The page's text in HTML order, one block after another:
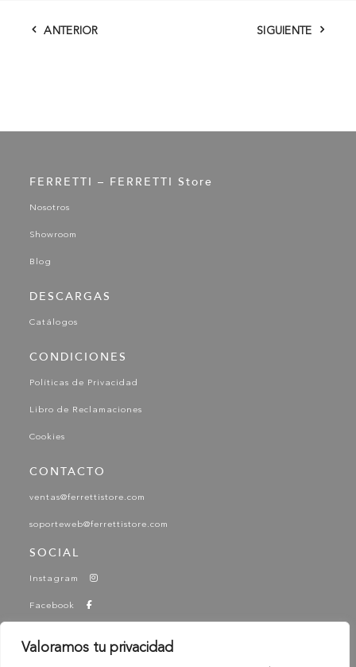
Valoramos tu privacidad
ANTERIOR SIGUIENTE
FERRETTI – FERRETTI Store
Nosotros
Showroom
Blog
DESCARGAS
Catálogos
CONDICIONES
Políticas de Privacidad
Libro de Reclamaciones
Cookies
CONTACTO
ventas@ferrettistore.com
soporteweb@ferrettistore.com
SOCIAL
Instagram
Facebook